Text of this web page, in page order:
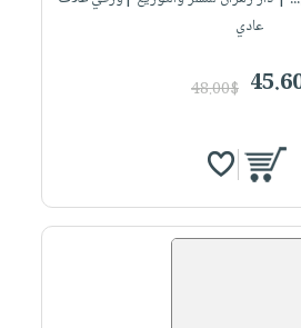
عادي
48.00$